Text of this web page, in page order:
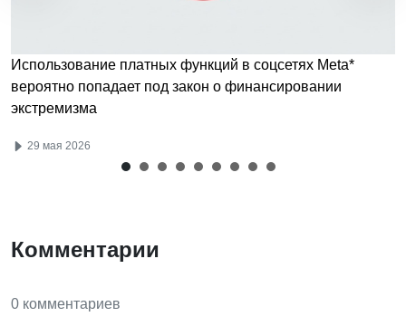
Использование платных функций в соцсетях Meta*
вероятно попадает под закон о финансировании
экстремизма
29 мая 2026
Комментарии
0 комментариев